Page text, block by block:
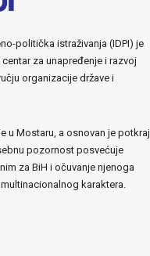
politička istraživanja (IDPI) je
za unapređenje i razvoj
organizacije države i
u Mostaru, a osnovan je potkraj
pozornost posvećuje
za BiH i očuvanje njenoga
karaktera.